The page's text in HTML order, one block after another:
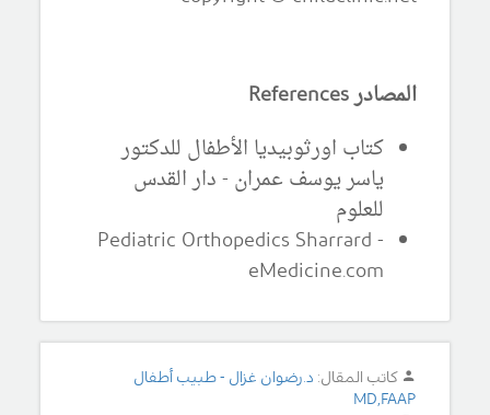
المصادر References
كتاب اورثوبيديا الأطفال للدكتور
ياسر يوسف عمران - دار القدس
للعلوم
Pediatric Orthopedics Sharrard -
eMedicine.com
كاتب المقال: د.رضوان غزال - طبيب أطفال
MD,FAAP